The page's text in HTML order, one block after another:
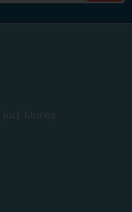
jud . Mureș